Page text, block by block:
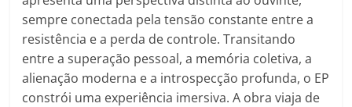
sempre conectada pela tensão constante entre a
resistência e a perda de controle. Transitando
entre a superação pessoal, a memória coletiva, a
alienação moderna e a introspecção profunda, o EP
constrói uma experiência imersiva. A obra viaja de